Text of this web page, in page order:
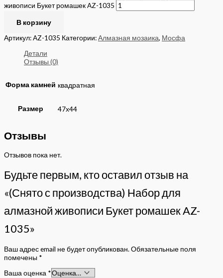
живописи Букет ромашек AZ-1035
В корзину
Артикул:AZ-1035 Категории:Алмазная мозаика, Мосфа
Детали
Отзывы (0)
Форма камней квадратная
Размер 47х44
Отзывы
Отзывов пока нет.
Будьте первым, кто оставил отзыв на
«(Снято с производства) Набор для
алмазной живописи Букет ромашек AZ-
1035»
Ваш адрес email не будет опубликован.Обязательные поля
помечены *
Ваша оценка *